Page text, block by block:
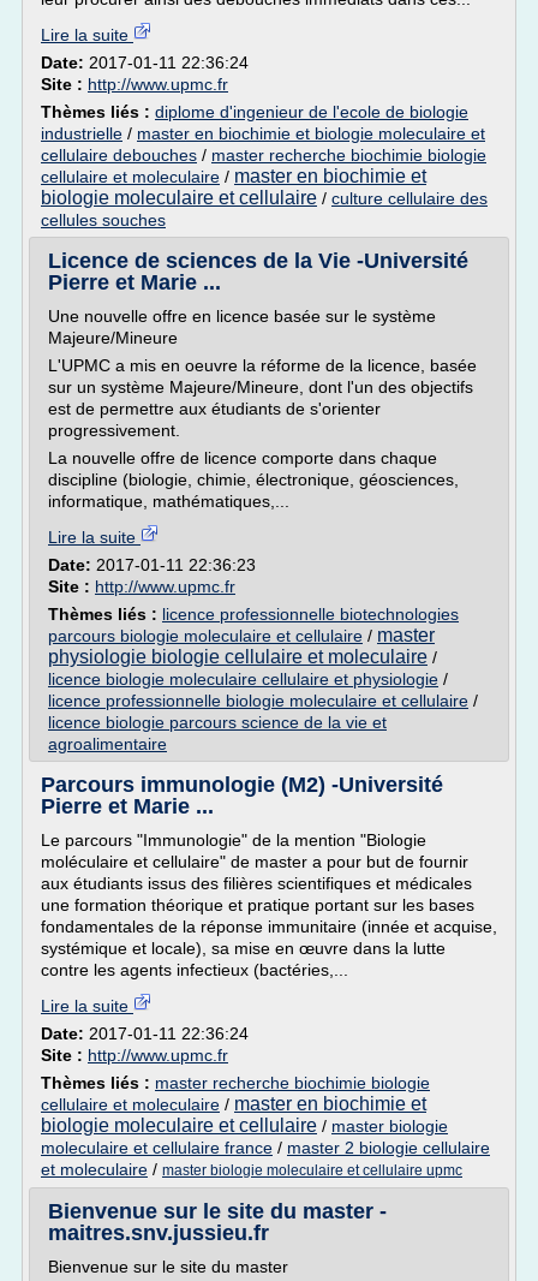
Lire la suite
Date: 2017-01-11 22:36:24
Site : http://www.upmc.fr
Thèmes liés : diplome d'ingenieur de l'ecole de biologie
industrielle / master en biochimie et biologie moleculaire et
cellulaire debouches / master recherche biochimie biologie
cellulaire et moleculaire / master en biochimie et
biologie moleculaire et cellulaire / culture cellulaire des
cellules souches
Licence de sciences de la Vie -Université
Pierre et Marie ...
Une nouvelle offre en licence basée sur le système
Majeure/Mineure
L'UPMC a mis en oeuvre la réforme de la licence, basée
sur un système Majeure/Mineure, dont l'un des objectifs
est de permettre aux étudiants de s'orienter
progressivement.
La nouvelle offre de licence comporte dans chaque
discipline (biologie, chimie, électronique, géosciences,
informatique, mathématiques,...
Lire la suite
Date: 2017-01-11 22:36:23
Site : http://www.upmc.fr
Thèmes liés : licence professionnelle biotechnologies
parcours biologie moleculaire et cellulaire / master
physiologie biologie cellulaire et moleculaire /
licence biologie moleculaire cellulaire et physiologie /
licence professionnelle biologie moleculaire et cellulaire /
licence biologie parcours science de la vie et
agroalimentaire
Parcours immunologie (M2) -Université
Pierre et Marie ...
Le parcours "Immunologie" de la mention "Biologie
moléculaire et cellulaire" de master a pour but de fournir
aux étudiants issus des filières scientifiques et médicales
une formation théorique et pratique portant sur les bases
fondamentales de la réponse immunitaire (innée et acquise,
systémique et locale), sa mise en œuvre dans la lutte
contre les agents infectieux (bactéries,...
Lire la suite
Date: 2017-01-11 22:36:24
Site : http://www.upmc.fr
Thèmes liés : master recherche biochimie biologie
cellulaire et moleculaire / master en biochimie et
biologie moleculaire et cellulaire / master biologie
moleculaire et cellulaire france / master 2 biologie cellulaire
et moleculaire / master biologie moleculaire et cellulaire upmc
Bienvenue sur le site du master -
maitres.snv.jussieu.fr
Bienvenue sur le site du master